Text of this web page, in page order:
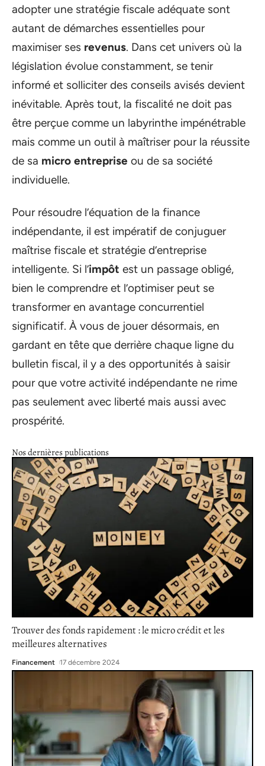
adopter une stratégie fiscale adéquate sont
autant de démarches essentielles pour
maximiser ses revenus. Dans cet univers où la
législation évolue constamment, se tenir
informé et solliciter des conseils avisés devient
inévitable. Après tout, la fiscalité ne doit pas
être perçue comme un labyrinthe impénétrable
mais comme un outil à maîtriser pour la réussite
de sa micro entreprise ou de sa société
individuelle.
Pour résoudre l’équation de la finance
indépendante, il est impératif de conjuguer
maîtrise fiscale et stratégie d’entreprise
intelligente. Si l’impôt est un passage obligé,
bien le comprendre et l’optimiser peut se
transformer en avantage concurrentiel
significatif. À vous de jouer désormais, en
gardant en tête que derrière chaque ligne du
bulletin fiscal, il y a des opportunités à saisir
pour que votre activité indépendante ne rime
pas seulement avec liberté mais aussi avec
prospérité.
Nos dernières publications
Trouver des fonds rapidement : le micro crédit et les
meilleures alternatives
Financement 17 décembre 2024